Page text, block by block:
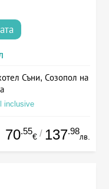
Съни, Созопол на
inclusive
70.55
€ / 137.98
лв.